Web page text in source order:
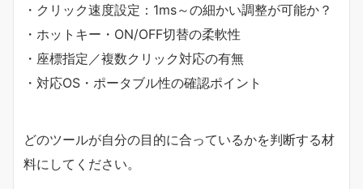
・クリック速度設定：1ms～の細かい調整が可能か？
・ホットキー・ON/OFF切替の柔軟性
・座標指定／複数クリック対応の有無
・対応OS・ポータブル性の確認ポイント
どのツールが自分の目的に合っているかを判断する材
料にしてください。